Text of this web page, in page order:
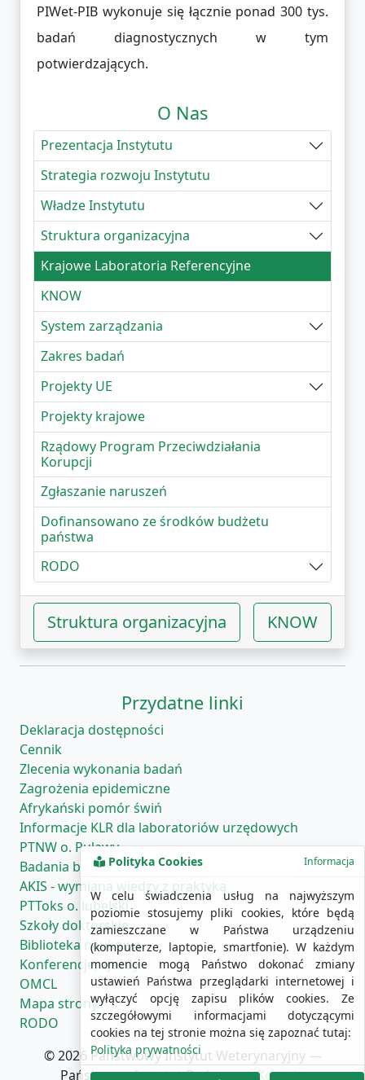
Polityka Cookies Informacja
W celu świadczenia usług na najwyższym
poziomie stosujemy pliki cookies, które będą
zamieszczane w Państwa urządzeniu
(komputerze, laptopie, smartfonie). W każdym
momencie mogą Państwo dokonać zmiany
ustawień Państwa przeglądarki internetowej i
wyłączyć opcję zapisu plików cookies. Ze
szczegółowymi informacjami dotyczącymi
cookies na tej stronie można się zapoznać tutaj:
Polityka prywatności
PIWet-PIB wykonuje się łącznie ponad 300 tys.
badań diagnostycznych w tym
potwierdzających.
O Nas
Prezentacja Instytutu
Strategia rozwoju Instytutu
Władze Instytutu
Struktura organizacyjna
Krajowe Laboratoria Referencyjne
KNOW
System zarządzania
Zakres badań
Projekty UE
Projekty krajowe
Rządowy Program Przeciwdziałania
Korupcji
Zgłaszanie naruszeń
Dofinansowano ze środków budżetu
państwa
RODO
Struktura organizacyjna KNOW
Przydatne linki
Deklaracja dostępności
Cennik
Zlecenia wykonania badań
Zagrożenia epidemiczne
Afrykański pomór świń
Informacje KLR dla laboratoriów urzędowych
PTNW o. Puławy
Badania biegłości
AKIS - wymiana wiedzy z praktyką
PTToks o. lubelski
Szkoły doktorskie
Biblioteka naukowa
Konferencje, zjazdy
OMCL
Mapa strony
RODO
© 2026 Państwowy Instytut Weterynaryjny —
Państwowy Instytut Badawczy ·Kontakt